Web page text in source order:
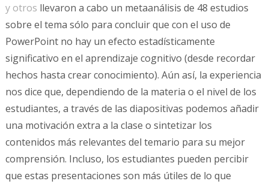
y otros llevaron a cabo un metaanálisis de 48 estudios
sobre el tema sólo para concluir que con el uso de
PowerPoint no hay un efecto estadísticamente
significativo en el aprendizaje cognitivo (desde recordar
hechos hasta crear conocimiento). Aún así, la experiencia
nos dice que, dependiendo de la materia o el nivel de los
estudiantes, a través de las diapositivas podemos añadir
una motivación extra a la clase o sintetizar los
contenidos más relevantes del temario para su mejor
comprensión. Incluso, los estudiantes pueden percibir
que estas presentaciones son más útiles de lo que